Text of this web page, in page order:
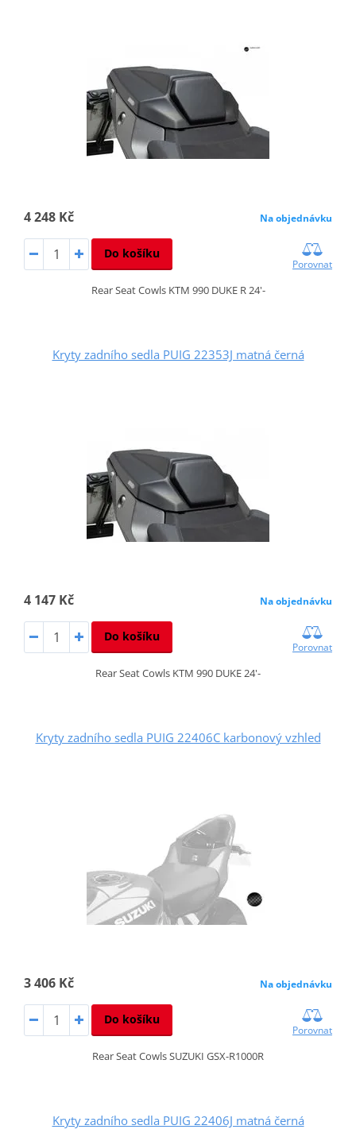
4 248 Kč Na objednávku
Do košíku
Porovnat
Rear Seat Cowls KTM 990 DUKE R 24'-
Kryty zadního sedla PUIG 22353J matná černá
4 147 Kč Na objednávku
Do košíku
Porovnat
Rear Seat Cowls KTM 990 DUKE 24'-
Kryty zadního sedla PUIG 22406C karbonový vzhled
3 406 Kč Na objednávku
Do košíku
Porovnat
Rear Seat Cowls SUZUKI GSX-R1000R
Kryty zadního sedla PUIG 22406J matná černá